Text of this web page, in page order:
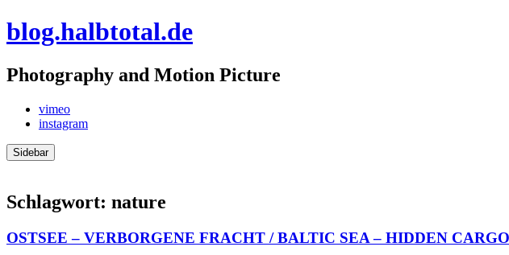
Skip
to
blog.halbtotal.de
Photography and Motion Picture
vimeo
instagram
Sidebar
Schlagwort: nature
OSTSEE – VERBORGENE FRACHT / BALTIC SEA – HIDDEN CARGO